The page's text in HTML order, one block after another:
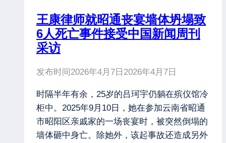
王康律师就昭通丧宴墙体坍塌致
6人死亡事件接受中国新闻周刊
采访
发布时间2026年4月7日 2026年4月7日
时隔半年有余，25岁的吕珂宇仍躺在殡仪馆冷
柜中。2025年9月10日，她在参加云南省昭通
市昭阳区亲戚家的一场丧宴时，被突然倒塌的
墙体砸中身亡。除她外，该起事故还造成另外